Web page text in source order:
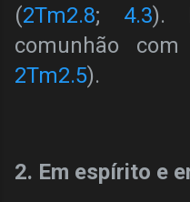
(2Tm2.8; 4.3).
comunhão
2Tm2.5).
2. Em espírito e